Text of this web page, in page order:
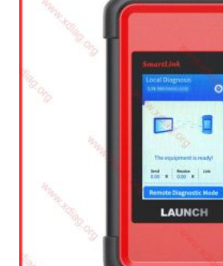
plusieurs
variations.
Les
choisies
la